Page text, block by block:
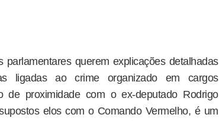
querem explicações detalhadas
ligadas ao crime organizado em cargos
de proximidade com o ex-deputado Rodrigo
elos com o Comando Vermelho, é um